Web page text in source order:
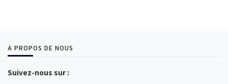
A PROPOS DE NOUS
Suivez-nous sur :